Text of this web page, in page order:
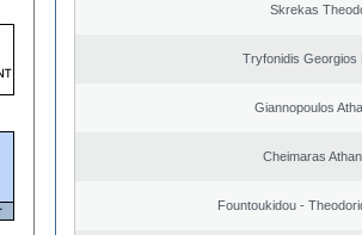
Skrekas
Tryfonidis Georgios
Giannopoulos
Cheimaras
Fountoukidou -